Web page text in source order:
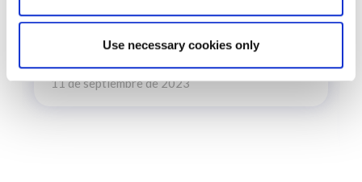
Use necessary cookies only
Una joven pareja se despertó en mitad de la noche..
VER ESTUDIO DE CASO
11 de septiembre de 2023